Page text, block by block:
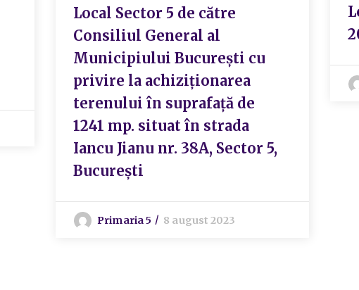
Local Sector 5 de către
Consiliul General al
Municipiului București cu
privire la achiziționarea
terenului în suprafață de
1241 mp. situat în strada
Iancu Jianu nr. 38A, Sector 5,
București
Primaria 5 8 august 2023